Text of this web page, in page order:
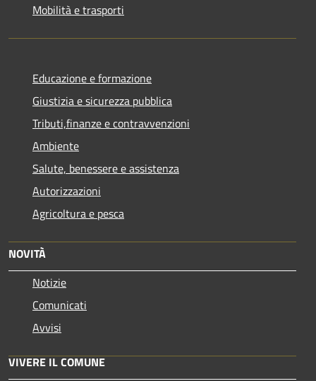
Mobilità e trasporti
Educazione e formazione
Giustizia e sicurezza pubblica
Tributi,finanze e contravvenzioni
Ambiente
Salute, benessere e assistenza
Autorizzazioni
Agricoltura e pesca
NOVITÀ
Notizie
Comunicati
Avvisi
VIVERE IL COMUNE